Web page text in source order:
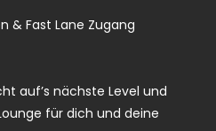
& Fast Lane Zugang
auf’s nächste Level und
für dich und deine